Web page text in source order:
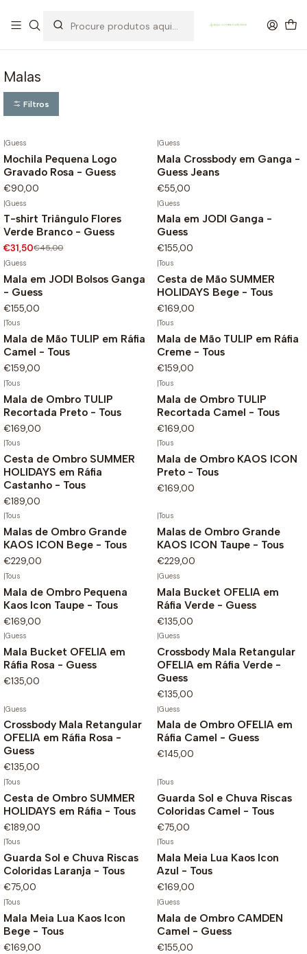
OFERTA DE PORTES DE ENVIO em compras para Portugal superiores a
80€ de artigos sem promoção
Malas
Filtros
|Guess
Mochila Pequena Logo
Gravado Rosa - Guess
€90,00
|Guess
Mala Crossbody em Ganga -
Guess Jeans
€55,00
-30%
|Guess
T-shirt Triângulo Flores
Verde Branco - Guess
€31,50€45,00
|Guess
Mala em JODI Ganga -
Guess
€155,00
|Guess
Mala em JODI Bolsos Ganga
- Guess
€155,00
|Tous
Cesta de Mão SUMMER
HOLIDAYS Bege - Tous
€169,00
|Tous
Mala de Mão TULIP em Ráfia
Camel - Tous
€159,00
|Tous
Mala de Mão TULIP em Ráfia
Creme - Tous
€159,00
|Tous
Mala de Ombro TULIP
Recortada Preto - Tous
€169,00
|Tous
Mala de Ombro TULIP
Recortada Camel - Tous
€169,00
|Tous
Cesta de Ombro SUMMER
HOLIDAYS em Ráfia
Castanho - Tous
€189,00
|Tous
Mala de Ombro KAOS ICON
Preto - Tous
€169,00
|Tous
Malas de Ombro Grande
KAOS ICON Bege - Tous
€229,00
|Tous
Malas de Ombro Grande
KAOS ICON Taupe - Tous
€229,00
|Tous
Mala de Ombro Pequena
Kaos Icon Taupe - Tous
€169,00
|Guess
Mala Bucket OFELIA em
Ráfia Verde - Guess
€135,00
|Guess
Mala Bucket OFELIA em
Ráfia Rosa - Guess
€135,00
|Guess
Crossbody Mala Retangular
OFELIA em Ráfia Verde -
Guess
€135,00
|Guess
Crossbody Mala Retangular
OFELIA em Ráfia Rosa -
Guess
€135,00
|Guess
Mala de Ombro OFELIA em
Ráfia Camel - Guess
€145,00
|Tous
Cesta de Ombro SUMMER
HOLIDAYS em Ráfia - Tous
€189,00
|Tous
Guarda Sol e Chuva Riscas
Coloridas Camel - Tous
€75,00
|Tous
Guarda Sol e Chuva Riscas
Coloridas Laranja - Tous
€75,00
|Tous
Mala Meia Lua Kaos Icon
Azul - Tous
€169,00
|Tous
Mala Meia Lua Kaos Icon
Bege - Tous
€169,00
|Guess
Mala de Ombro CAMDEN
Camel - Guess
€155,00